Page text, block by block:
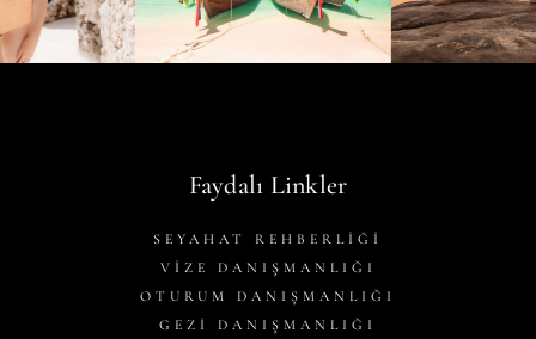
Faydalı Linkler
SEYAHAT REHBERLİĞİ
VİZE DANIŞMANLIĞI
OTURUM DANIŞMANLIĞI
GEZİ DANIŞMANLIĞI